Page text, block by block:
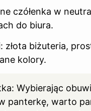
czółenka w
do biura.
złota biżuteria,
kolory.
Wybierając
panterkę, warto